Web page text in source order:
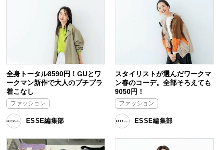
全身トータル8590円！GUとワ
ークマン新作で大人のプチプラ
着こなし
ファッション
ESSE編集部
スタイリストが選んだワークマ
ン春のコーデ。全部そろえても
9050円！
ファッション
ESSE編集部